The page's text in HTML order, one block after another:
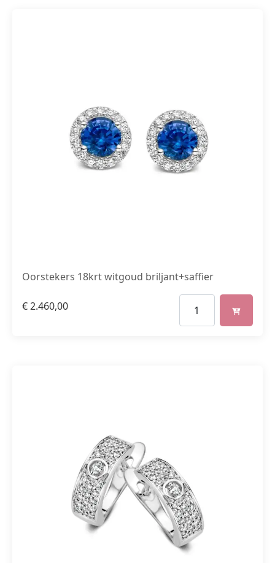
Oorstekers 18krt witgoud briljant+saffier
€2.460,00